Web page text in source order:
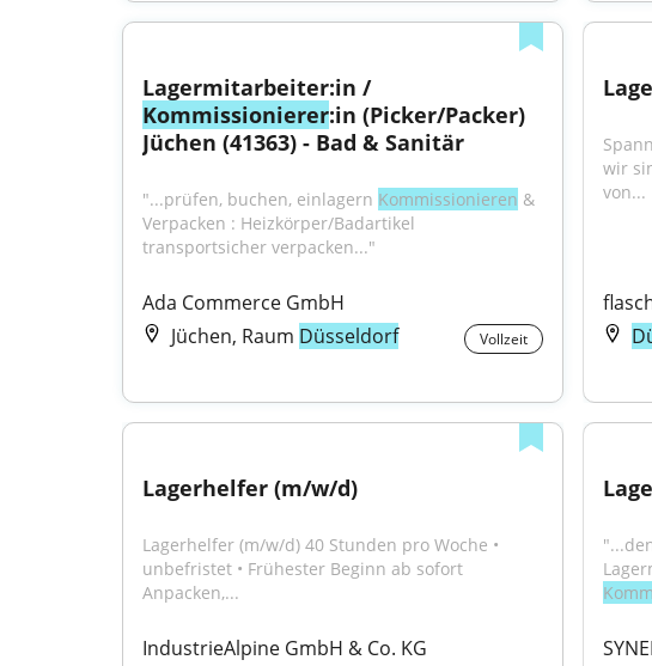
Lagermitarbeiter:in /
Kommissionierer:in (Picker/Packer)
Jüchen (41363) - Bad & Sanitär
"...prüfen, buchen, einlagern Kommissionieren &
Verpacken : Heizkörper/Badartikel
transportsicher verpacken..."
Ada Commerce GmbH
Jüchen, Raum Düsseldorf Vollzeit
wir
von...
Lagerhelfer (m/w/d)
Lagerhelfer (m/w/d) 40 Stunden pro Woche •
unbefristet • Frühester Beginn ab sofort
Anpacken,...
IndustrieAlpine GmbH & Co. KG